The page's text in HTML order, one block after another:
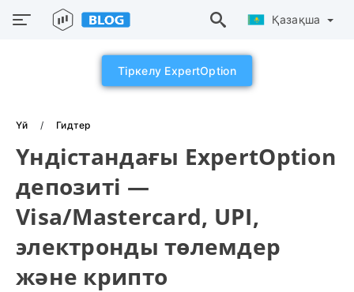
Қазақша
Тіркелу ExpertOption
Үй Гидтер
Үндістандағы ExpertOption
депозиті —
Visa/Mastercard, UPI,
электронды төлемдер
және крипто